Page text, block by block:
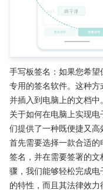
手写板签名：如果您希
专用的签名软件。这种方
并插入到电脑上的文档中。
关于如何在电脑上实现
们提供了一种既便捷又
首先需要选择一款合适
签名，并在需要签署的
骤，我们能够轻松完成
的特性，而且其法律效